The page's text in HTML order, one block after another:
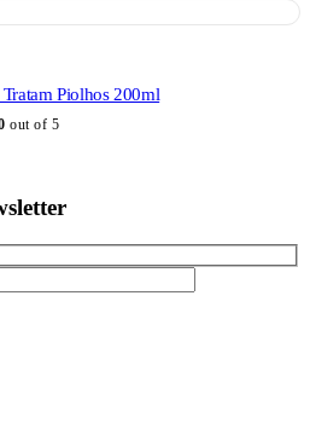
Piolhos 200ml
out of 5